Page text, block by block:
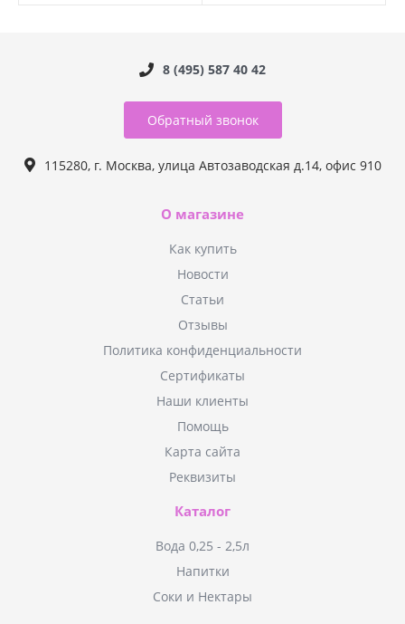
8 (495) 587 40 42
Обратный звонок
115280, г. Москва, улица Автозаводская д.14, офис 910
О магазине
Как купить
Новости
Статьи
Отзывы
Политика конфиденциальности
Сертификаты
Наши клиенты
Помощь
Карта сайта
Реквизиты
Каталог
Вода 0,25 - 2,5л
Напитки
Соки и Нектары